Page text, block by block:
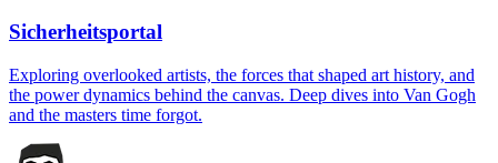
Sicherheitsportal
Exploring overlooked artists, the forces that shaped art history, and
the power dynamics behind the canvas. Deep dives into Van Gogh
and the masters time forgot.